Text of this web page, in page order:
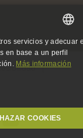
SPANISH
SPANISH
GERMAN
servicios y adecuar
en base a un perfil
Más información
COOKIES